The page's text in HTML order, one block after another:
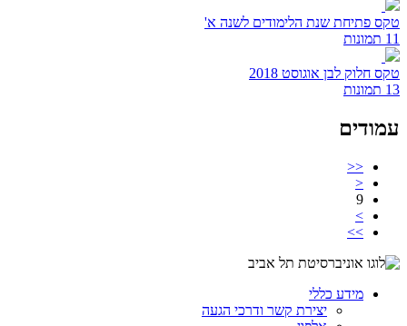
טקס פתיחת שנת הלימודים לשנה א'
11 תמונות
טקס חלוק לבן אוגוסט 2018
13 תמונות
עמודים
<<
<
9
>
>>
מידע כללי
יצירת קשר ודרכי הגעה